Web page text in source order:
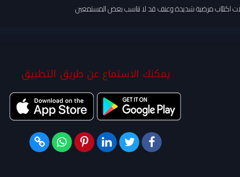
اكتئاب مرضية شديدة وعنف قد لا تناسب بعض المستمعين
يمكنك الاستماع عن طريق التطبيق